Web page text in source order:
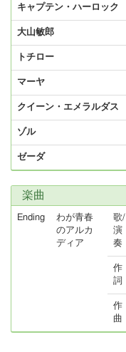
キャプテン・ハーロック
大山敏郎
トチロー
マーヤ
クイーン・エメラルダス
ゾル
ゼーダ
楽曲
Ending
わが青春
のアルカ
ディア
歌/
演
奏
作
詞
作
曲